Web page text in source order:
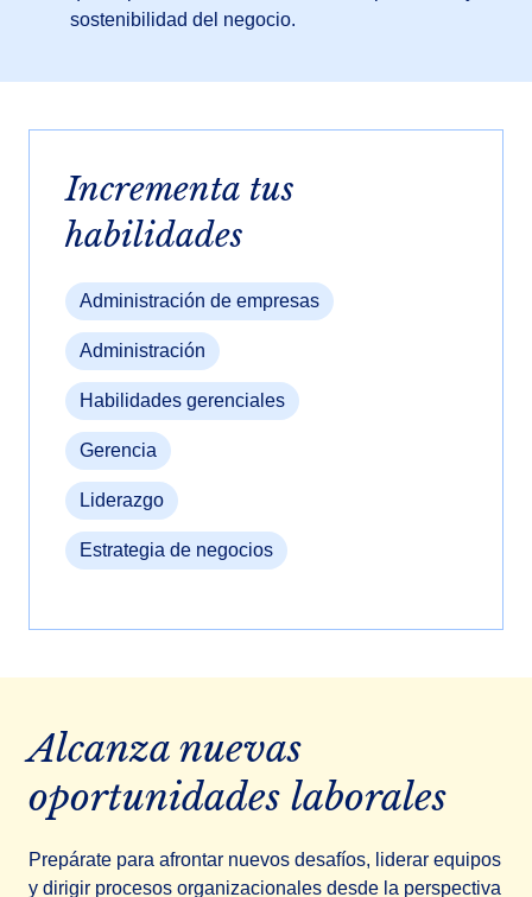
sostenibilidad del negocio.
Incrementa tus
habilidades
Administración de empresas
Administración
Habilidades gerenciales
Gerencia
Liderazgo
Estrategia de negocios
Alcanza nuevas
oportunidades laborales
Prepárate para afrontar nuevos desafíos, liderar equipos
y dirigir procesos organizacionales desde la perspectiva